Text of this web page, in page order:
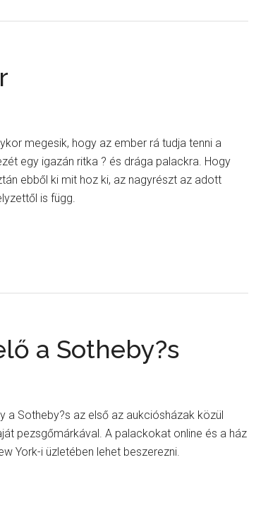
megesik, hogy az ember rá tudja tenni a
egy igazán ritka ? és drága palackra. Hogy
ebből ki mit hoz ki, az nagyrészt az adott
is függ.
a Sotheby?s
a Sotheby?s az első az aukciósházak közül
pezsgőmárkával. A palackokat online és a ház
York-i üzletében lehet beszerezni.